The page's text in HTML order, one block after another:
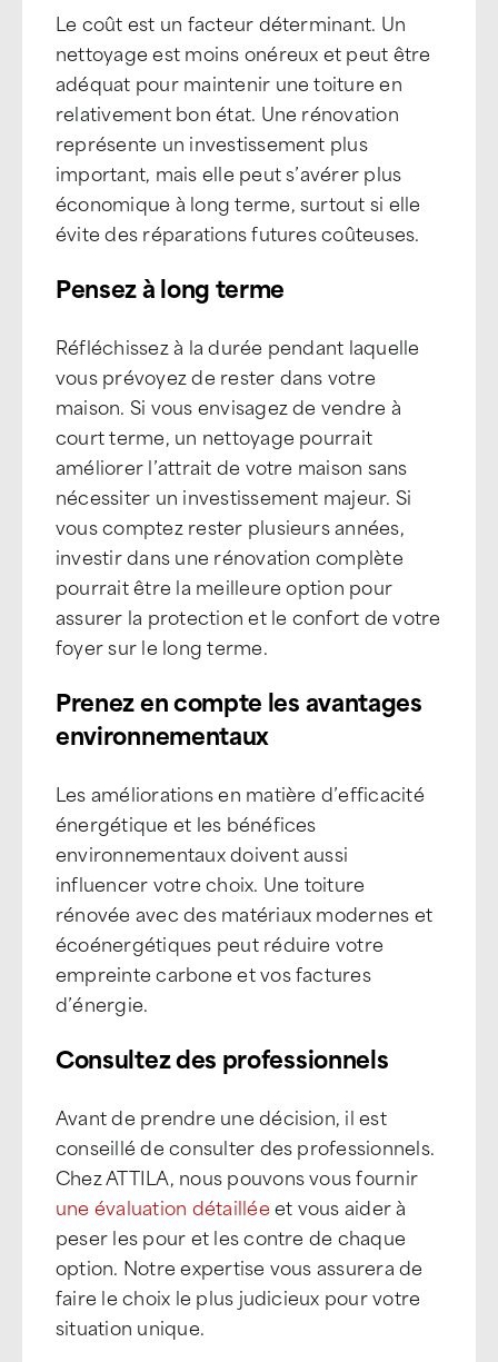
Le coût est un facteur déterminant. Un
nettoyage est moins onéreux et peut être
adéquat pour maintenir une toiture en
relativement bon état. Une rénovation
représente un investissement plus
important, mais elle peut s’avérer plus
économique à long terme, surtout si elle
évite des réparations futures coûteuses.
Pensez à long terme
Réfléchissez à la durée pendant laquelle
vous prévoyez de rester dans votre
maison. Si vous envisagez de vendre à
court terme, un nettoyage pourrait
améliorer l’attrait de votre maison sans
nécessiter un investissement majeur. Si
vous comptez rester plusieurs années,
investir dans une rénovation complète
pourrait être la meilleure option pour
assurer la protection et le confort de votre
foyer sur le long terme.
Prenez en compte les avantages
environnementaux
Les améliorations en matière d’efficacité
énergétique et les bénéfices
environnementaux doivent aussi
influencer votre choix. Une toiture
rénovée avec des matériaux modernes et
écoénergétiques peut réduire votre
empreinte carbone et vos factures
d’énergie.
Consultez des professionnels
Avant de prendre une décision, il est
conseillé de consulter des professionnels.
Chez ATTILA, nous pouvons vous fournir
une évaluation détailléeet vous aider à
peser les pour et les contre de chaque
option. Notre expertise vous assurera de
faire le choix le plus judicieux pour votre
situation unique.